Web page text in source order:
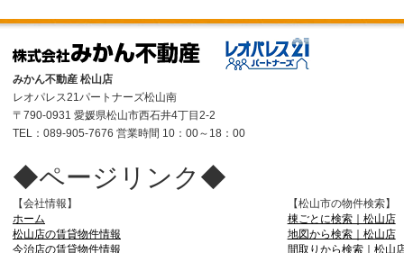
みかん不動産 松山店
レオパレス21パートナーズ松山南
〒790-0931 愛媛県松山市西石井4丁目2-2
TEL：089-905-7676 営業時間 10：00～18：00
◆ページリンク◆
【会社情報】
ホーム
松山店の賃貸物件情報
今治店の賃貸物件情報
【松山市の物件検索】
棟ごとに検索｜松山店
地図から検索｜松山店
間取りから検索｜松山